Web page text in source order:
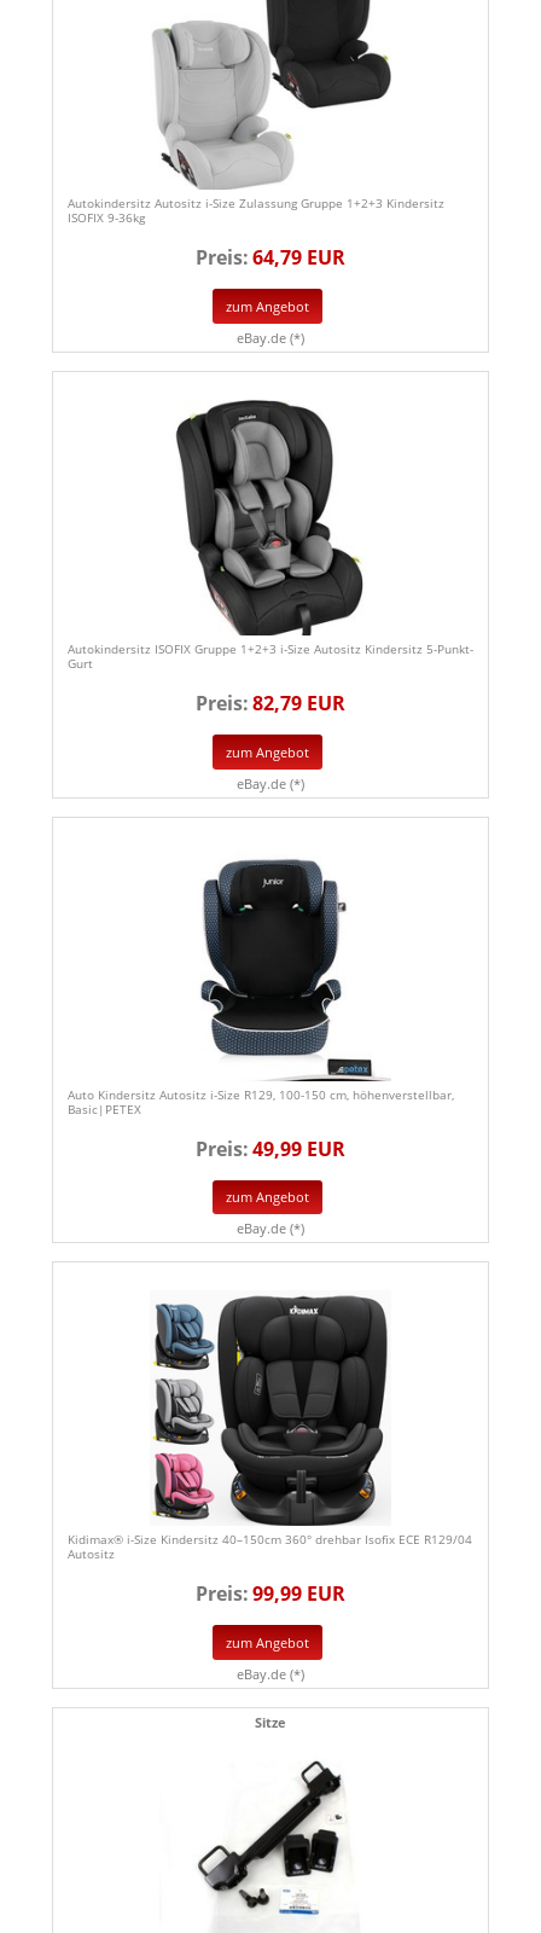
Autokindersitz Autositz i-Size Zulassung Gruppe 1+2+3 Kindersitz
ISOFIX 9-36kg
Preis:64,79 EUR
zum Angebot
eBay.de (*)
Autokindersitz ISOFIX Gruppe 1+2+3 i-Size Autositz Kindersitz 5-Punkt-
Gurt
Preis:82,79 EUR
zum Angebot
eBay.de (*)
Auto Kindersitz Autositz i-Size R129, 100-150 cm, höhenverstellbar,
Basic|PETEX
Preis:49,99 EUR
zum Angebot
eBay.de (*)
Kidimax® i-Size Kindersitz 40–150cm 360° drehbar Isofix ECE R129/04
Autositz
Preis:99,99 EUR
zum Angebot
eBay.de (*)
Sitze